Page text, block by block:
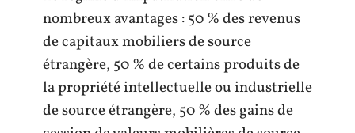
nombreux avantages : 50 % des revenus
de capitaux mobiliers de source
étrangère, 50 % de certains produits de
la propriété intellectuelle ou industrielle
de source étrangère, 50 % des gains de